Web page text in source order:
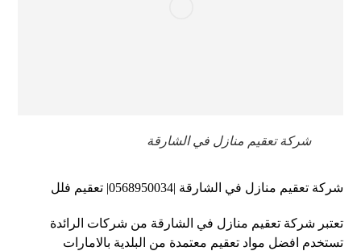
شركة تعقيم منازل في الشارقة
شركة تعقيم منازل في الشارقة |0568950034| تعقيم فلل
تعتبر شركة تعقيم منازل في الشارقة من شركات الرائدة
تستخدم افضل مواد تعقيم معتمدة من البلدية بالامارات